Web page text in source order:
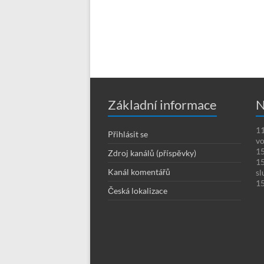
Základní informace
Přihlásit se
Zdroj kanálů (příspěvky)
Kanál komentářů
Česká lokalizace